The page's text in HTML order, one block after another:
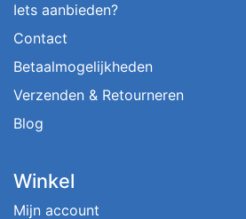
Iets aanbieden?
Contact
Betaalmogelijkheden
Verzenden & Retourneren
Blog
Winkel
Mijn account